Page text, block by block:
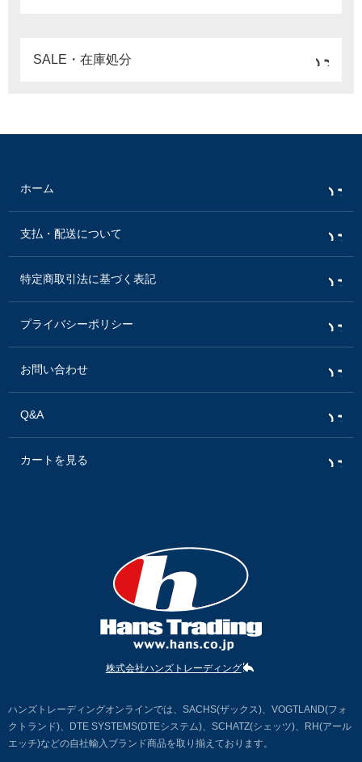
SALE・在庫処分
ホーム
支払・配送について
特定商取引法に基づく表記
プライバシーポリシー
お問い合わせ
Q&A
カートを見る
株式会社ハンズトレーディング
ハンズトレーディングオンラインでは、SACHS(ザックス)、VOGTLAND(フォ
クトランド)、DTE SYSTEMS(DTEシステム)、SCHATZ(シェッツ)、RH(アール
エッチ)などの自社輸入ブランド商品を取り揃えております。